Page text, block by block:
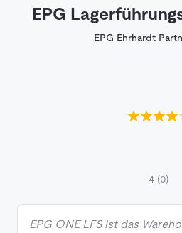
EPG
EPG Ehrhardt
4 (0)
EPG ONE LFS ist das